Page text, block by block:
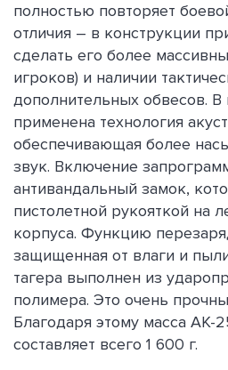
полностью повторяет
отличия – в конструкции
сделать его более
игроков) и наличии
дополнительных обвесов.
применена технология
обеспечивающая более
звук. Включение
антивандальный замок,
пистолетной рукояткой на
корпуса. Функцию
защищенная от влаги и
тагера выполнен из
полимера. Это очень
Благодаря этому масса АК-
составляет всего 1 600 г.